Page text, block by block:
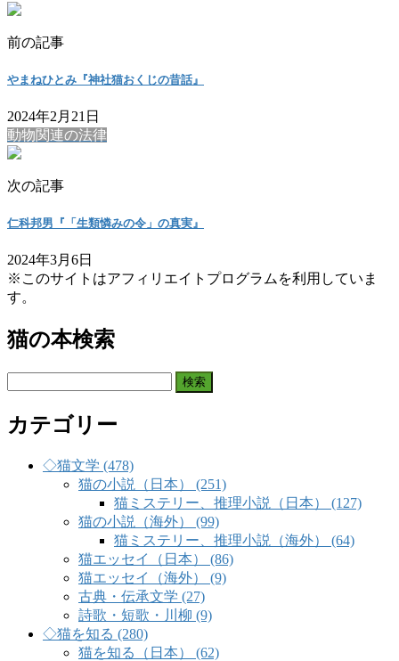
前の記事
やまねひとみ『神社猫おくじの昔話』
2024年2月21日
動物関連の法律
次の記事
仁科邦男『「生類憐みの令」の真実』
2024年3月6日
※このサイトはアフィリエイトプログラムを利用していま
す。
猫の本検索
カテゴリー
◇猫文学 (478)
猫の小説（日本） (251)
猫ミステリー、推理小説（日本） (127)
猫の小説（海外） (99)
猫ミステリー、推理小説（海外） (64)
猫エッセイ（日本） (86)
猫エッセイ（海外） (9)
古典・伝承文学 (27)
詩歌・短歌・川柳 (9)
◇猫を知る (280)
猫を知る（日本） (62)